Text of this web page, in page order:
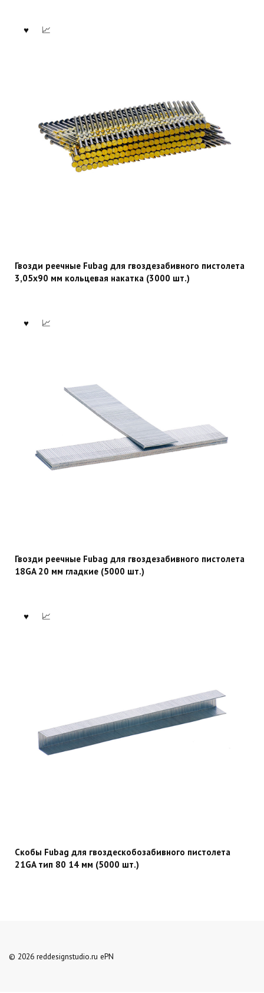
Гвозди реечные Fubag для гвоздезабивного пистолета
3,05х90 мм кольцевая накатка (3000 шт.)
Гвозди реечные Fubag для гвоздезабивного пистолета
18GA 20 мм гладкие (5000 шт.)
Скобы Fubag для гвоздескобозабивного пистолета
21GA тип 80 14 мм (5000 шт.)
© 2026 reddesignstudio.ru ePN